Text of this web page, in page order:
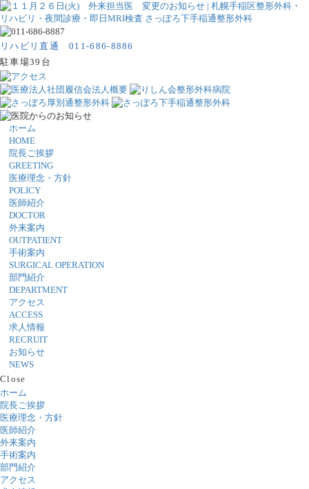
リハビリ直通 011-686-8886
駐車場39台
ホーム
HOME
院長ご挨拶
GREETING
医療理念・方針
POLICY
医師紹介
DOCTOR
外来案内
OUTPATIENT
手術案内
SURGICAL OPERATION
部門紹介
DEPARTMENT
アクセス
ACCESS
求人情報
RECRUIT
お知らせ
NEWS
Close
ホーム
院長ご挨拶
医療理念・方針
医師紹介
外来案内
手術案内
部門紹介
アクセス